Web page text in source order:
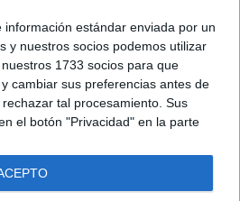
estándar enviada por un
y nuestros socios podemos utilizar
1733 socios para que
cambiar sus preferencias antes de
tal procesamiento. Sus
el botón "Privacidad" en la parte